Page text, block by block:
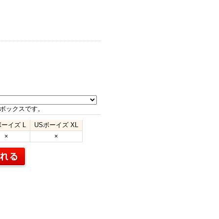
ックスです。
ーイズ L
USボーイズ XL
×
×